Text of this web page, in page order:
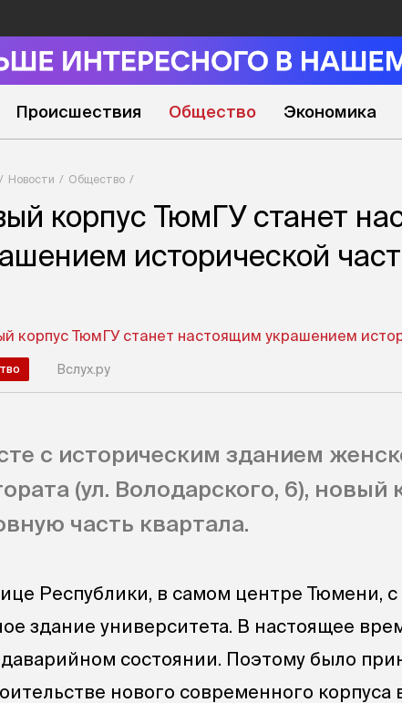
Происшествия Общество Экономика
Новости Общество
корпус ТюмГУ станет
исторической
Вслух.ру
с историческим зданием
(ул. Володарского, 6), новый
часть квартала.
Республики, в самом центре Тюмени,
здание университета. В настоящее
состоянии. Поэтому было
нового современного корпуса